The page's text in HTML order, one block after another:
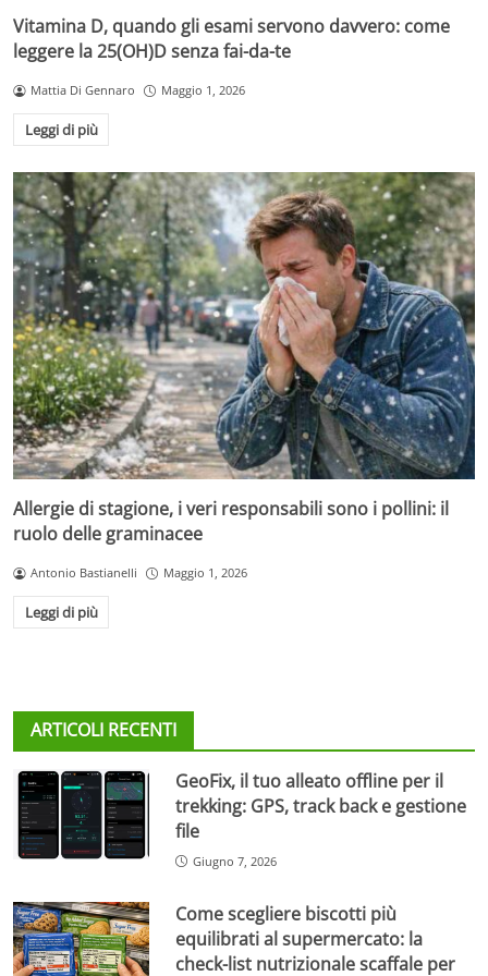
Vitamina D, quando gli esami servono davvero: come
leggere la 25(OH)D senza fai-da-te
Mattia Di Gennaro Maggio 1, 2026
Leggi di più
Allergie di stagione, i veri responsabili sono i pollini: il
ruolo delle graminacee
Antonio Bastianelli Maggio 1, 2026
Leggi di più
ARTICOLI RECENTI
GeoFix, il tuo alleato offline per il
trekking: GPS, track back e gestione
file
Giugno 7, 2026
Come scegliere biscotti più
equilibrati al supermercato: la
check-list nutrizionale scaffale per